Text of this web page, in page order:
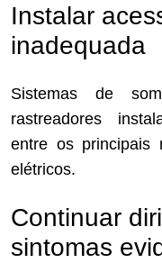
Instalar
inadequada
Sistemas de
rastreadores
entre os principais
elétricos.
Continuar
sintomas